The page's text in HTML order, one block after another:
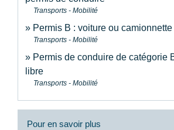
Transports - Mobilité
Permis B : voiture ou camionnette
Transports - Mobilité
Permis de conduire de catégorie
libre
Transports - Mobilité
Pour en savoir plus